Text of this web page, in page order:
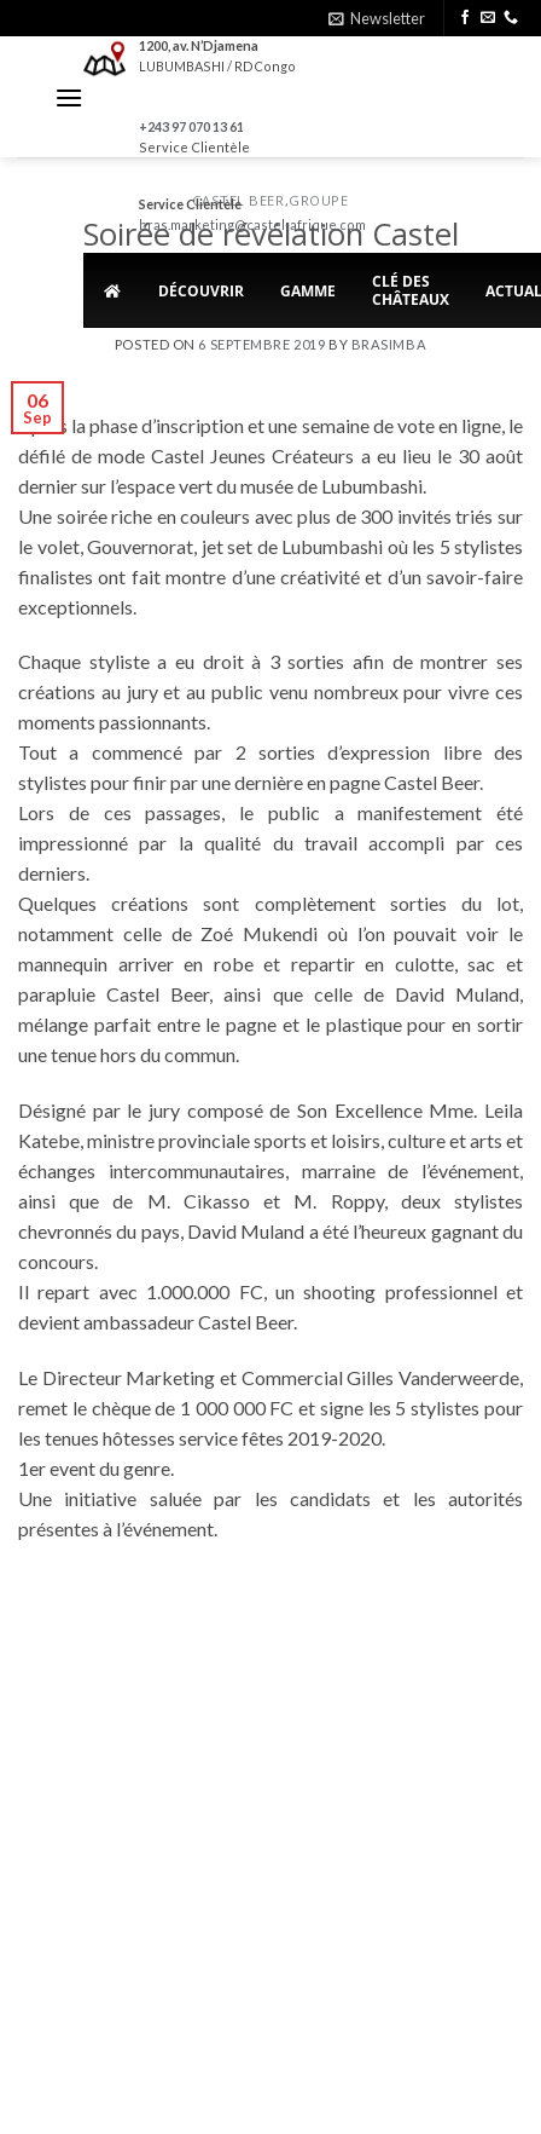
to
Newsletter
1200, av. N’Djamena
LUBUMBASHI / RDCongo
+243 97 070 13 61
Service Clientèle
Service Clientèle
bras.marketing@castel-afrique.com
DÉCOUVRIR GAMME
CLÉ DES
CHÂTEAUX
CASTEL BEER,GROUPE
Soirée de révélation Castel
Jeunes Créateurs
POSTED ON 6 SEPTEMBRE 2019 BY BRASIMBA
06
Sep
Après la phase d’inscription et une semaine de vote en ligne, le
défilé de mode Castel Jeunes Créateurs a eu lieu le 30 août
dernier sur l’espace vert du musée de Lubumbashi.
Une soirée riche en couleurs avec plus de 300 invités triés sur
le volet, Gouvernorat, jet set de Lubumbashi où les 5 stylistes
finalistes ont fait montre d’une créativité et d’un savoir-faire
exceptionnels.
Chaque styliste a eu droit à 3 sorties afin de montrer ses
créations au jury et au public venu nombreux pour vivre ces
moments passionnants.
Tout a commencé par 2 sorties d’expression libre des
stylistes pour finir par une dernière en pagne Castel Beer.
Lors de ces passages, le public a manifestement été
impressionné par la qualité du travail accompli par ces
derniers.
Quelques créations sont complètement sorties du lot,
notamment celle de Zoé Mukendi où l’on pouvait voir le
mannequin arriver en robe et repartir en culotte, sac et
parapluie Castel Beer, ainsi que celle de David Muland,
mélange parfait entre le pagne et le plastique pour en sortir
une tenue hors du commun.
Désigné par le jury composé de Son Excellence Mme. Leila
Katebe, ministre provinciale sports et loisirs, culture et arts et
échanges intercommunautaires, marraine de l’événement,
ainsi que de M. Cikasso et M. Roppy, deux stylistes
chevronnés du pays, David Muland a été l’heureux gagnant du
concours.
Il repart avec 1.000.000 FC, un shooting professionnel et
devient ambassadeur Castel Beer.
Le Directeur Marketing et Commercial Gilles Vanderweerde,
remet le chèque de 1 000 000 FC et signe les 5 stylistes pour
les tenues hôtesses service fêtes 2019-2020.
1er event du genre.
Une initiative saluée par les candidats et les autorités
présentes à l’événement.